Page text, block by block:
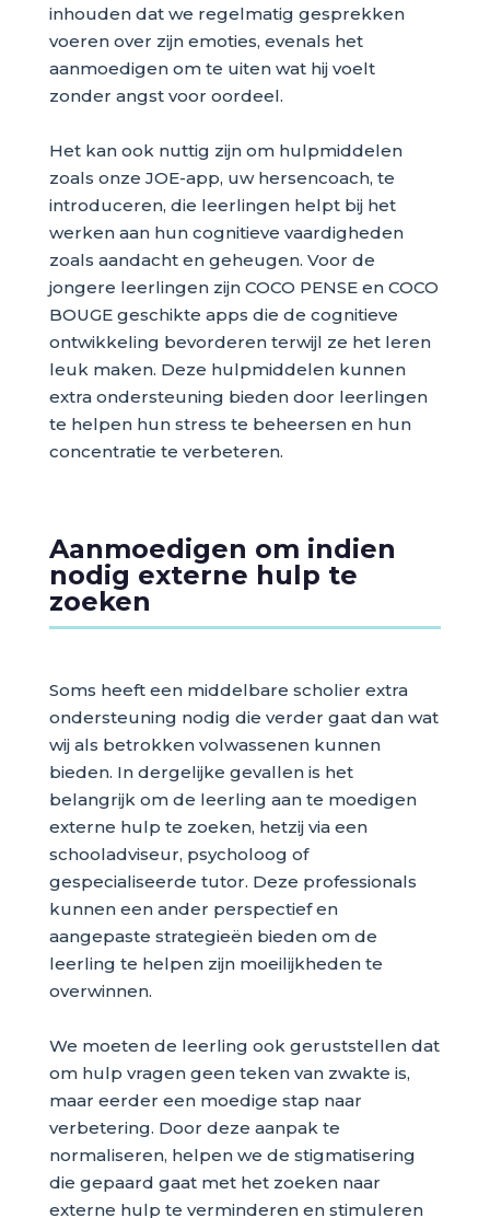
inhouden dat we regelmatig gesprekken
voeren over zijn emoties, evenals het
aanmoedigen om te uiten wat hij voelt
zonder angst voor oordeel.
Het kan ook nuttig zijn om hulpmiddelen
zoals onze JOE-app, uw hersencoach, te
introduceren, die leerlingen helpt bij het
werken aan hun cognitieve vaardigheden
zoals aandacht en geheugen. Voor de
jongere leerlingen zijn COCO PENSE en COCO
BOUGE geschikte apps die de cognitieve
ontwikkeling bevorderen terwijl ze het leren
leuk maken. Deze hulpmiddelen kunnen
extra ondersteuning bieden door leerlingen
te helpen hun stress te beheersen en hun
concentratie te verbeteren.
Aanmoedigen om indien
nodig externe hulp te
zoeken
Soms heeft een middelbare scholier extra
ondersteuning nodig die verder gaat dan wat
wij als betrokken volwassenen kunnen
bieden. In dergelijke gevallen is het
belangrijk om de leerling aan te moedigen
externe hulp te zoeken, hetzij via een
schooladviseur, psycholoog of
gespecialiseerde tutor. Deze professionals
kunnen een ander perspectief en
aangepaste strategieën bieden om de
leerling te helpen zijn moeilijkheden te
overwinnen.
We moeten de leerling ook geruststellen dat
om hulp vragen geen teken van zwakte is,
maar eerder een moedige stap naar
verbetering. Door deze aanpak te
normaliseren, helpen we de stigmatisering
die gepaard gaat met het zoeken naar
externe hulp te verminderen en stimuleren